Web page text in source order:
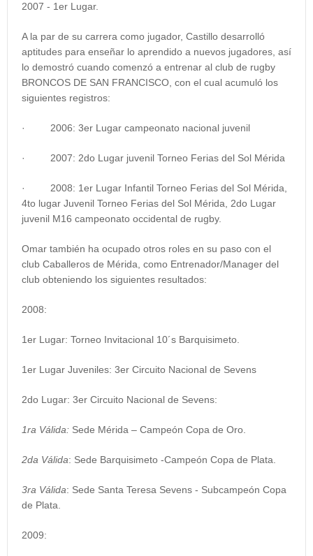
2007 - 1er Lugar.
A la par de su carrera como jugador, Castillo desarrolló
aptitudes para enseñar lo aprendido a nuevos jugadores, así
lo demostró cuando comenzó a entrenar al club de rugby
BRONCOS DE SAN FRANCISCO, con el cual acumuló los
siguientes registros:
· 2006: 3er Lugar campeonato nacional juvenil
· 2007: 2do Lugar juvenil Torneo Ferias del Sol Mérida
· 2008: 1er Lugar Infantil Torneo Ferias del Sol Mérida,
4to lugar Juvenil Torneo Ferias del Sol Mérida, 2do Lugar
juvenil M16 campeonato occidental de rugby.
Omar también ha ocupado otros roles en su paso con el
club Caballeros de Mérida, como Entrenador/Manager del
club obteniendo los siguientes resultados:
2008:
1er Lugar: Torneo Invitacional 10´s Barquisimeto.
1er Lugar Juveniles: 3er Circuito Nacional de Sevens
2do Lugar: 3er Circuito Nacional de Sevens:
1ra Válida: Sede Mérida – Campeón Copa de Oro.
2da Válida: Sede Barquisimeto -Campeón Copa de Plata.
3ra Válida: Sede Santa Teresa Sevens - Subcampeón Copa
de Plata.
2009: